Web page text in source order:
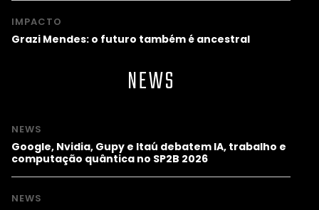
IMPACTO
Grazi Mendes: o futuro também é ancestral
NEWS
NEWS
Google, Nvidia, Gupy e Itaú debatem IA, trabalho e
computação quântica no SP2B 2026
NEWS